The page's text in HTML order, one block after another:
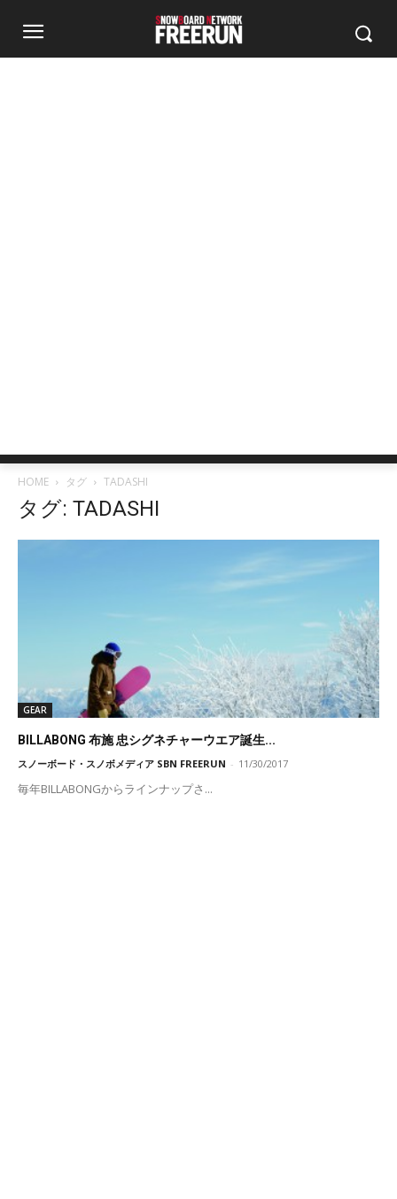
HOME タグ TADASHI
タグ: TADASHI
GEAR
BILLABONG 布施 忠シグネチャーウエア誕生...
スノーボード・スノボメディア SBN FREERUN - 11/30/2017
毎年BILLABONGからラインナップさ...